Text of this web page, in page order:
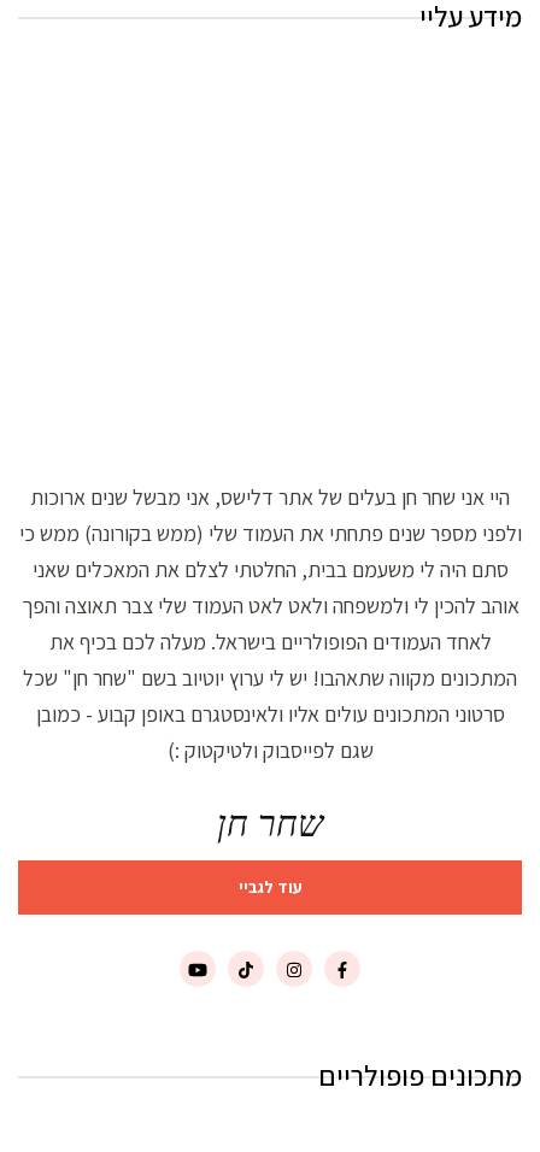
מידע עליי
היי אני שחר חן בעלים של אתר דלישס, אני מבשל שנים ארוכות
ולפני מספר שנים פתחתי את העמוד שלי (ממש בקורונה) ממש כי
סתם היה לי משעמם בבית, החלטתי לצלם את המאכלים שאני
אוהב להכין לי ולמשפחה ולאט לאט העמוד שלי צבר תאוצה והפך
לאחד העמודים הפופולריים בישראל. מעלה לכם בכיף את
המתכונים מקווה שתאהבו! יש לי ערוץ יוטיוב בשם "שחר חן" שכל
סרטוני המתכונים עולים אליו ולאינסטגרם באופן קבוע - כמובן
שגם לפייסבוק ולטיקטוק :)
שחר חן
עוד לגביי
מתכונים פופולריים